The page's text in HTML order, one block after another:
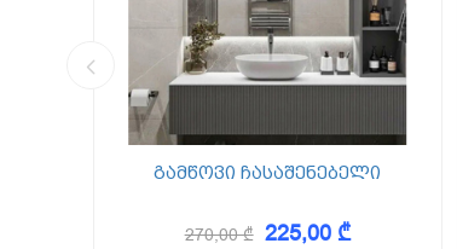
KAEM
გამწოვი ჩასაშენებელი
270,00 ₾ 225,00 ₾